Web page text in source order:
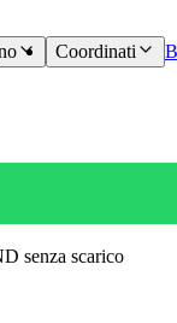
Coordinati
senza scarico